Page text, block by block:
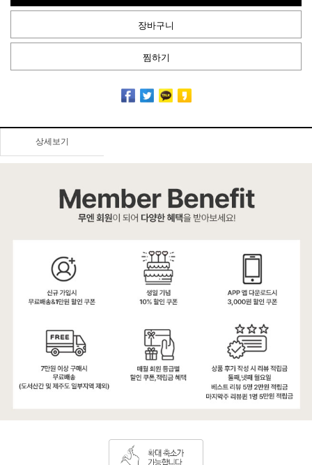
장바구니
찜하기
상세보기